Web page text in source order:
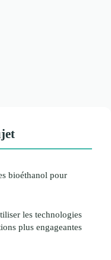
bioéthanol pour
les technologies
plus engageantes